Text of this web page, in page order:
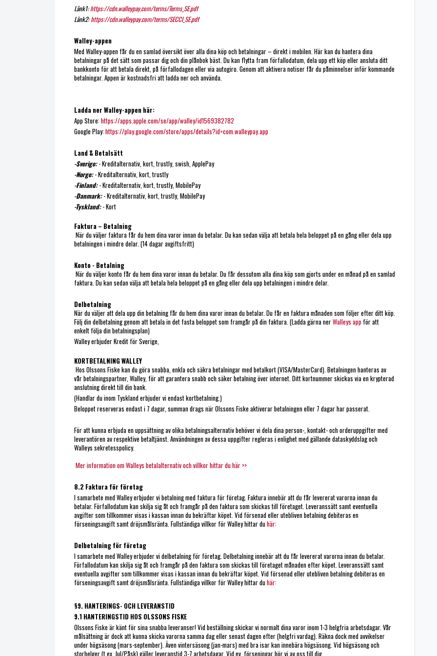
Länk1:https://cdn.walleypay.com/terms/Terms_SE.pdf
Länk2:https://cdn.walleypay.com/terms/SECCI_SE.pdf
Walley-appen
Med Walley-appen får du en samlad översikt över alla dina köp och betalningar – direkt i mobilen. Här kan du hantera dina
betalningar på det sätt som passar dig och din plånbok bäst. Du kan flytta fram förfallodatum, dela upp ett köp eller ansluta ditt
bankkonto för att betala direkt, på förfallodagen eller via autogiro. Genom att aktivera notiser får du påminnelser inför kommande
betalningar. Appen är kostnadsfri att ladda ner och använda.
Ladda ner Walley-appen här:
App Store:https://apps.apple.com/se/app/walley/id1569382782
Google Play:https://play.google.com/store/apps/details?id=com.walleypay.app
Land & Betalsätt
-Sverige: - Kreditalternativ, kort, trustly, swish, ApplePay
-Norge: - Kreditalternativ, kort, trustly
-Finland: - Kreditalternativ, kort, trustly, MobilePay
-Danmark: - Kreditalternativ, kort, trustly, MobilePay
-Tyskland: - Kort
Faktura – Betalning
När du väljer faktura får du hem dina varor innan du betalar. Du kan sedan välja att betala hela beloppet på en gång eller dela upp
betalningen i mindre delar. (14 dagar avgiftsfritt)
Konto - Betalning
När du väljer konto får du hem dina varor innan du betalar. Du får dessutom alla dina köp som gjorts under en månad på en samlad
faktura. Du kan sedan välja att betala hela beloppet på en gång eller dela upp betalningen i mindre delar.
Delbetalning
När du väljer att dela upp din betalning får du hem dina varor innan du betalar. Du får en faktura månaden som följer efter ditt köp.
Följ din delbetalning genom att betala in det fasta beloppet som framgår på din faktura. (Ladda gärna nerWalleys app för att
enkelt följa din betalningsplan)
Walley erbjuder Kredit för Sverige,
KORTBETALNING WALLEY
Hos Olssons Fiske kan du göra snabba, enkla och säkra betalningar med betalkort (VISA/MasterCard). Betalningen hanteras av
vår betalningspartner, Walley, för att garantera snabb och säker betalning över internet. Ditt kortnummer skickas via en krypterad
anslutning direkt till din bank.
(Handlar du inom Tyskland erbjuder vi endast kortbetalning.)
Beloppet reserveras endast i 7 dagar, summan drags när Olssons Fiske aktiverar betalningen eller 7 dagar har passerat.
För att kunna erbjuda en uppsättning av olika betalningsalternativ behöver vi dela dina person-, kontakt- och orderuppgifter med
leverantören av respektive betaltjänst. Användningen av dessa uppgifter regleras i enlighet med gällande dataskyddslag och
Walleys sekretesspolicy.
Mer information om Walleys betalalternativ och villkor hittar du här >>
8.2 Faktura för företag
I samarbete med Walley erbjuder vi betalning med faktura för företag. Faktura innebär att du får levererat varorna innan du
betalar. Förfallodatum kan skilja sig åt och framgår på den faktura som skickas till företaget. Leveranssätt samt eventuella
avgifter som tillkommer visas i kassan innan du bekräftar köpet. Vid försenad eller utebliven betalning debiteras en
förseningsavgift samt dröjsmålsränta. Fullständiga villkor för Walley hittar duhär:
Delbetalning för företag
I samarbete med Walley erbjuder vi delbetalning för företag. Delbetalning innebär att du får levererat varorna innan du betalar.
Förfallodatum kan skilja sig åt och framgår på den faktura som skickas till företaget månaden efter köpet. Leveranssätt samt
eventuella avgifter som tillkommer visas i kassan innan du bekräftar köpet. Vid försenad eller utebliven betalning debiteras en
förseningsavgift samt dröjsmålsränta. Fullständiga villkor för Walley hittar duhär:
§9. HANTERINGS- OCH LEVERANSTID
9.1 HANTERINGSTID HOS OLSSONS FISKE
Olssons Fiske är känt för sina snabba leveranser! Vid beställning skickar vi normalt dina varor inom 1-3 helgfria arbetsdagar. Vår
målsättning är dock att kunna skicka varorna samma dag eller senast dagen efter (helgfri vardag). Räkna dock med avvikelser
under högsäsong (mars-september). Även vintersäsong (jan-mars) med bra isar kan innebära högsäsong. Vid högsäsong och
storhelger (t.ex. Jul/Påsk) gäller leveranstid 3-7 arbetsdagar. Vid ev. förseningar hör vi av oss till dig.